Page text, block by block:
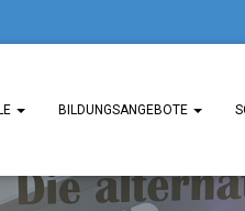
BILDUNGSANGEBOTE